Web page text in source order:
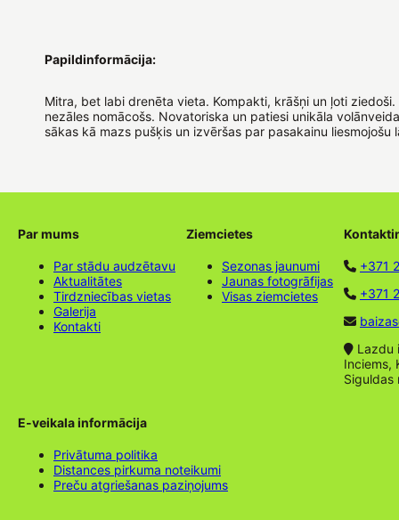
Papildinformācija:
Mitra, bet labi drenēta vieta. Kompakti, krāšņi un ļoti
nezāles nomācošs. Novatoriska un patiesi unikāla
sākas kā mazs pušķis un izvēršas par pasakainu liesmojošu
Par mums
Par stādu audzētavu
Aktualitātes
Tirdzniecības vietas
Galerija
Kontakti
Ziemcietes
Sezonas jaunumi
Jaunas fotogrāfijas
Visas ziemcietes
+371
+371
Lazdu
Inciems,
Siguldas
E-veikala informācija
Privātuma politika
Distances pirkuma noteikumi
Preču atgriešanas paziņojums